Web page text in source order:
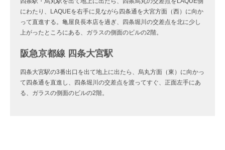
にわたり、LAQUEを右手に見ながら四条通を大宮方面（西）に向か
って直進する。亀屋良長本店を過ぎ、四条堀川の交差点を北に少し
上がったところにある、ガラスの側面のビルの2階。
阪急京都線 四条大宮駅
四条大宮駅の3番出口を出て地上に出たら、烏丸方面（東）に向かっ
て四条通を直進し、四条堀川の交差点を渡ってすぐ、正面左手にあ
る、ガラスの側面のビルの2階。